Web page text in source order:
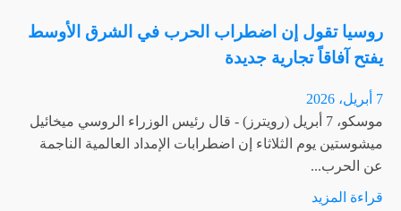
المتظاهرين
المطالبين
بتوفير
مصفاة
نفط
روسيا تقول إن اضطراب الحرب في الشرق الأوسط
يفتح آفاقاً تجارية جديدة
7 أبريل، 2026
موسكو، 7 أبريل (رويترز) - قال رئيس الوزراء الروسي ميخائيل
ميشوستين يوم الثلاثاء إن اضطرابات الإمداد العالمية الناجمة
عن الحرب...
قراءة المزيد